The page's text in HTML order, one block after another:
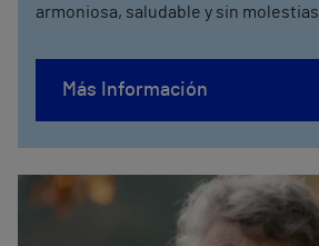
armoniosa, saludable y sin molestias.
Más Información